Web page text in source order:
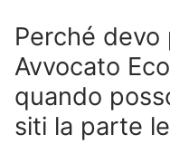
Perché devo
Avvocato
quando
siti la parte